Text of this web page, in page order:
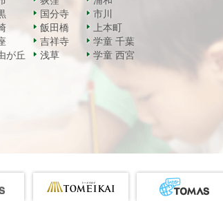
が丘
国分寺
飯田橋
吉祥寺
浅草
市川
上本町
学童 千葉
学童 西宮